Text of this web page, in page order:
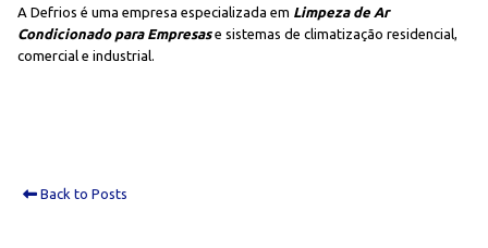
A Defrios é uma empresa especializada em Limpeza de Ar
Condicionado para Empresase sistemas de climatização residencial,
comercial e industrial.
Back to Posts